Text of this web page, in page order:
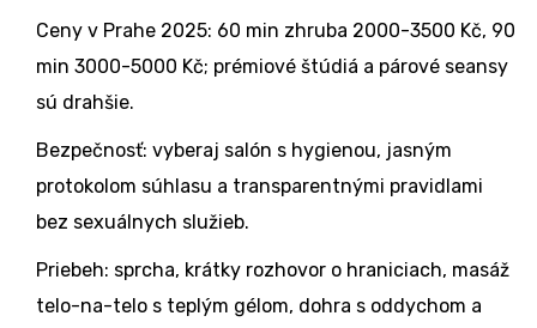
Ceny v Prahe 2025: 60 min zhruba 2000-3500 Kč, 90
min 3000-5000 Kč; prémiové štúdiá a párové seansy
sú drahšie.
Bezpečnosť: vyberaj salón s hygienou, jasným
protokolom súhlasu a transparentnými pravidlami
bez sexuálnych služieb.
Priebeh: sprcha, krátky rozhovor o hraniciach, masáž
telo-na-telo s teplým gélom, dohra s oddychom a